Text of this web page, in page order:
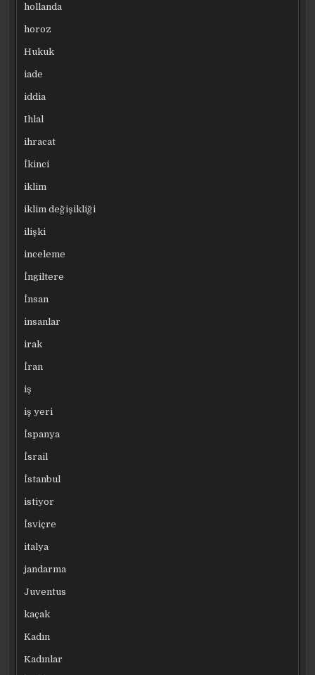
hollanda
horoz
Hukuk
iade
iddia
Ihlal
ihracat
İkinci
iklim
iklim değişikliği
ilişki
inceleme
İngiltere
İnsan
insanlar
irak
İran
iş
iş yeri
İspanya
İsrail
İstanbul
istiyor
İsviçre
italya
jandarma
Juventus
kaçak
Kadın
Kadınlar